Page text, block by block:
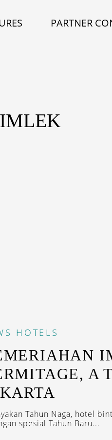
PARTNER
HOTELS
A
Tahun Naga, hotel
spesial Tahun Baru...